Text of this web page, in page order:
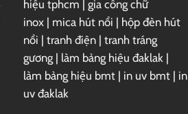
hiệu tphcm | gia công chữ
inox | mica hút nổi | hộp đèn hút
nổi | tranh điện | tranh tráng
gương | làm bảng hiệu đaklak |
làm bảng hiệu bmt | in uv bmt | in
uv đaklak